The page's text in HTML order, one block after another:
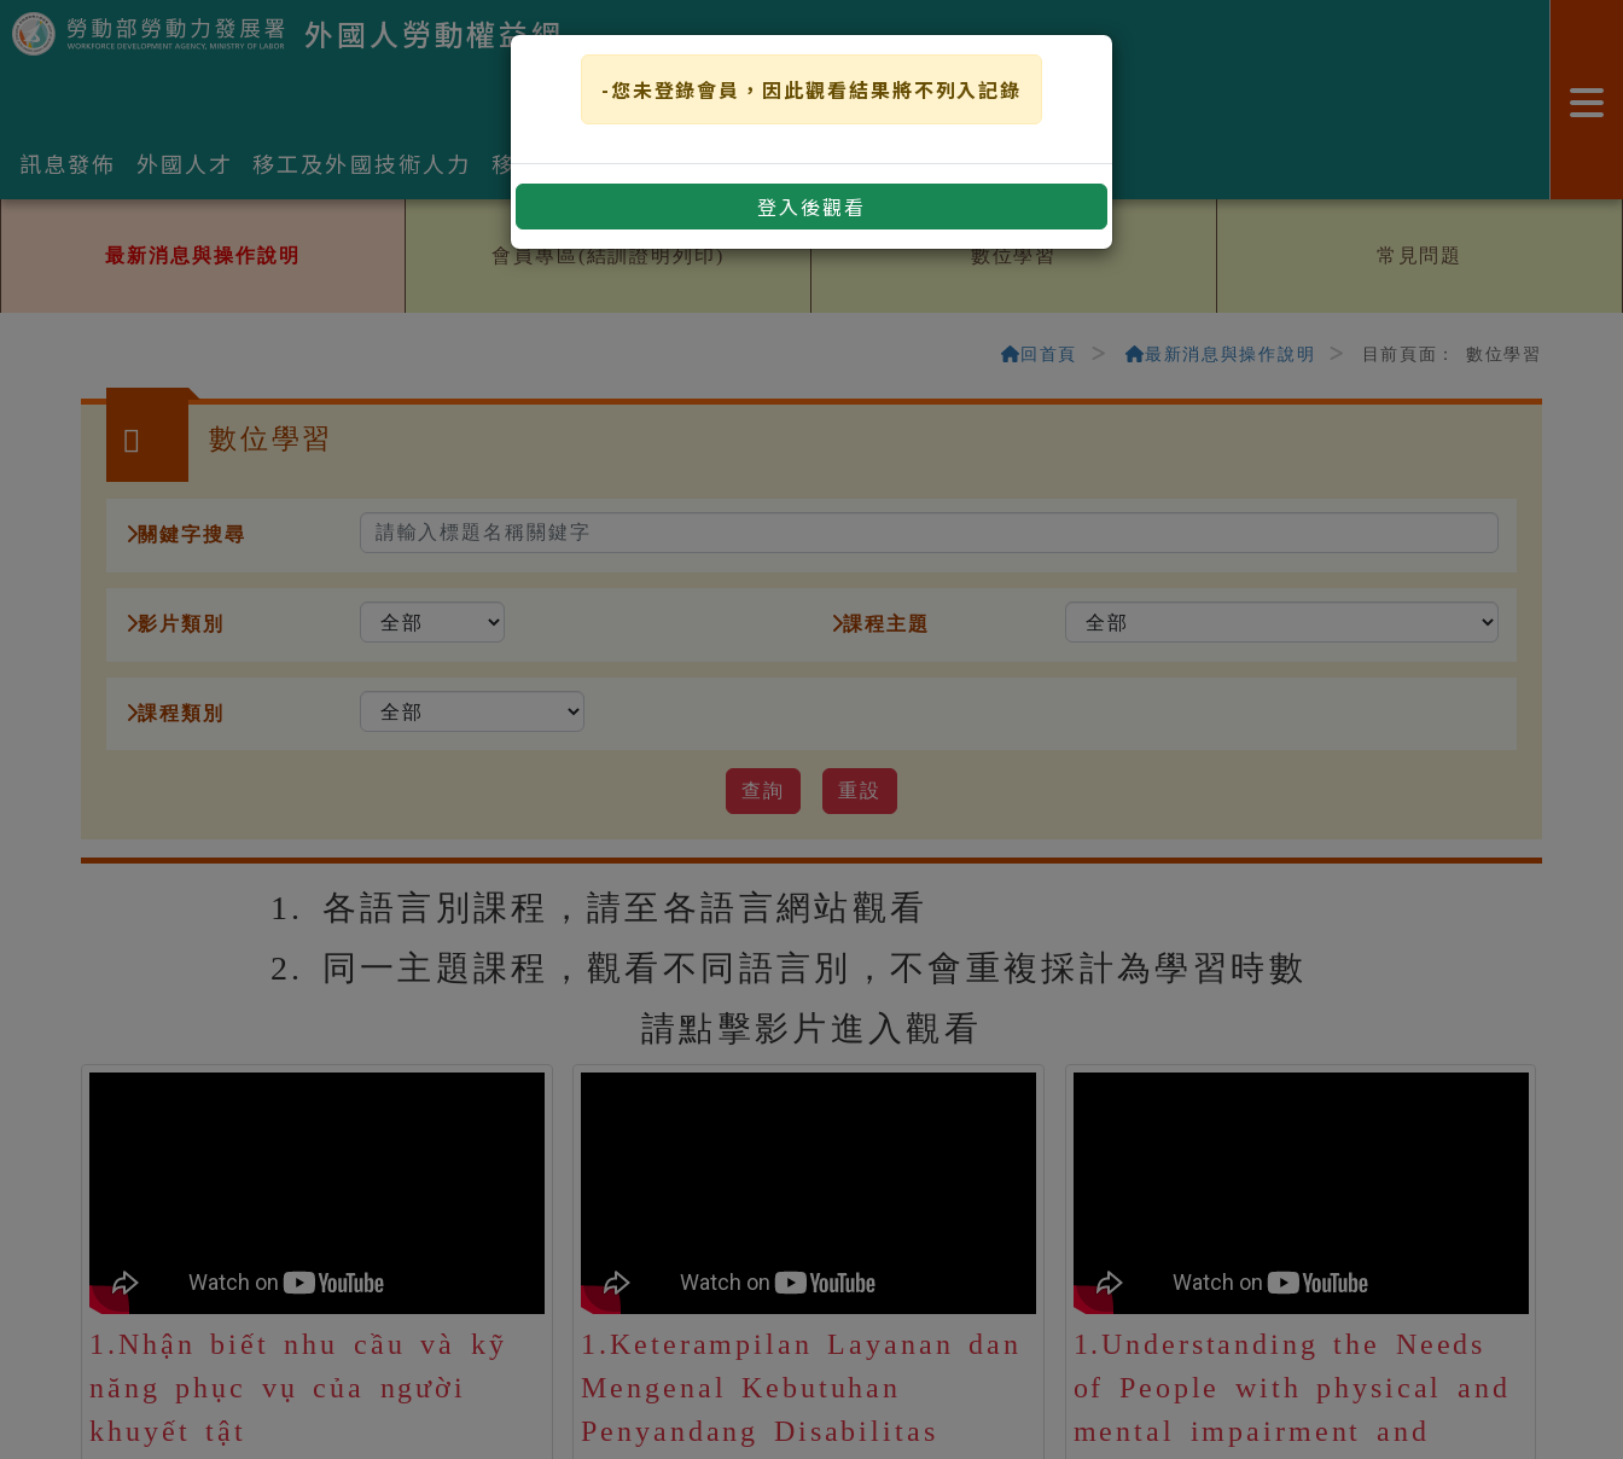
-您未登錄會員，因此觀看結果將不列入記錄
登入後觀看
跳到主要內容區塊
跳到主要內容區塊 外國人勞動權益網
:::網站導覽 中文
訊息發佈 外國人才 移工及外國技術人力 移工事務 線上申辦 便民服務 專區連結 宣導專區
最新消息與操作說明 會員專區(結訓證明列印) 數位學習 常見問題
回首頁 最新消息與操作說明 目前頁面： 數位學習
數位學習
關鍵字搜尋
影片類別 課程主題
課程類別
1. 各語言別課程，請至各語言網站觀看
2. 同一主題課程，觀看不同語言別，不會重複採計為學習時數
請點擊影片進入觀看
1.Nhận biết nhu cầu và kỹ
năng phục vụ của người
khuyết tật
1.Keterampilan Layanan dan
Mengenal Kebutuhan
Penyandang Disabilitas
1.Understanding the Needs
of People with physical and
mental impairment and